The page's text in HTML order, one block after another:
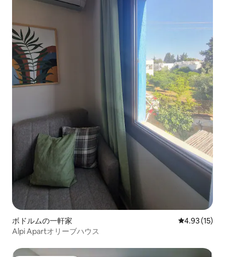
ボドルムの一軒家 レビュー15
4.93 (15)
Alpi Apartオリーブハウス